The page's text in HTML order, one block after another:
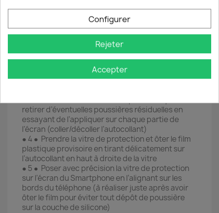
durant le transport
Méthode de pose de la vitre & Conseils
● 1 ● Utiliser le tampon dégraissant afin d’enlever
toutes traces de graisses et/ou de colle
● 2 ● Utiliser la lingette dépoussiérante afin de
sécher l’alcool et supprimer l’ensemble des
retirer d’éventuelles poussières résiduelles en
essayant de l’appliquer sur chaque partie de
l’écran (coller/décoller l’autocollant)
● 4 ● Prendre la vitre de protection et ôter le film
plastique provisoire en tirant délicatement sur
l’autocollant en haut à droite de la vitre
● 5 ● Poser avec précision la vitre de protection
sur l’écran du Smartphone en l’alignant sur les
bords du téléphone (à réaliser juste après avoir
ôter le film pour éviter tout dépôt de poussière
sur la couche de silicone)
Configurer
Rejeter
Accepter